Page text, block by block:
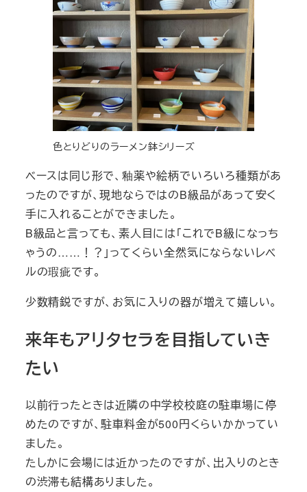
色とりどりのラーメン鉢シリーズ
ベースは同じ形で、釉薬や絵柄でいろいろ種類があ
ったのですが、現地ならではのB級品があって安く
手に入れることができました。
B級品と言っても、素人目には「これでB級になっち
ゃうの……！？」ってくらい全然気にならないレベ
ルの瑕疵です。
少数精鋭ですが、お気に入りの器が増えて嬉しい。
来年もアリタセラを目指していき
たい
以前行ったときは近隣の中学校校庭の駐車場に停
めたのですが、駐車料金が500円くらいかかってい
ました。
たしかに会場には近かったのですが、出入りのとき
の渋滞も結構ありました。